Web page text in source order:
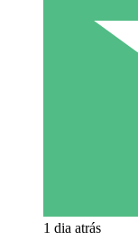
1 dia atrás